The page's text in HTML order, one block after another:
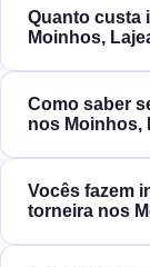
Quanto custa
Moinhos,
Como saber
nos Moinhos,
Vocês fazem
torneira nos